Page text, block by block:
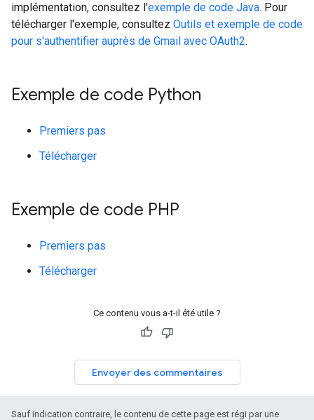
implémentation, consultez l'exemple de code Java. Pour
télécharger l'exemple, consultez Outils et exemple de code
pour s'authentifier auprès de Gmail avec OAuth2.
Exemple de code Python
Premiers pas
Télécharger
Exemple de code PHP
Premiers pas
Télécharger
Ce contenu vous a-t-il été utile ?
Envoyer des commentaires
Sauf indication contraire, le contenu de cette page est régi par une